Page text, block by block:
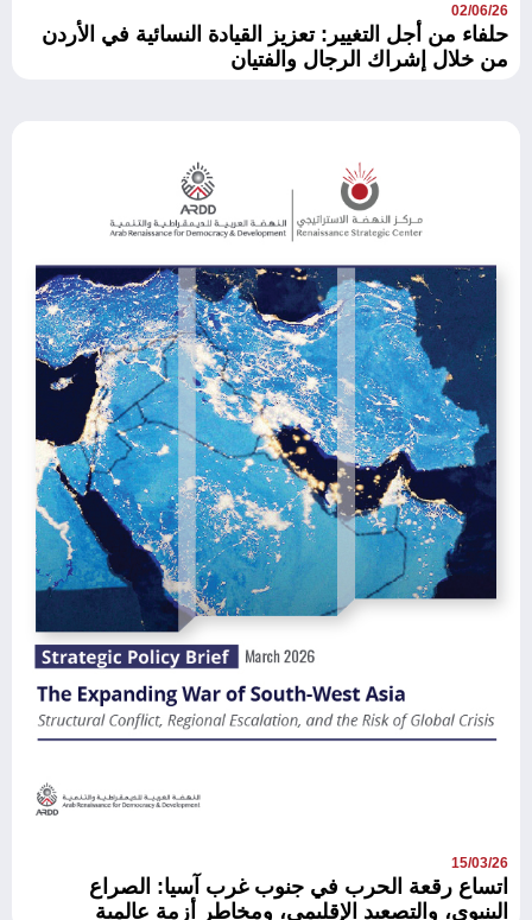
02/06/26
حلفاء من أجل التغيير: تعزيز القيادة النسائية في الأردن
من خلال إشراك الرجال والفتيان
15/03/26
اتساع رقعة الحرب في جنوب غرب آسيا: الصراع
البنيوي، والتصعيد الإقليمي، ومخاطر أزمة عالمية